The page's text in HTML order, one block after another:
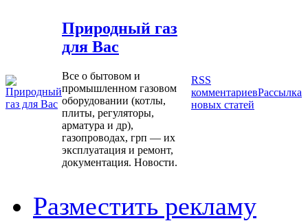
Природный газ
для Вас
Все о бытовом и
промышленном газовом
оборудовании (котлы,
плиты, регуляторы,
арматура и др),
газопроводах, грп — их
эксплуатация и ремонт,
документация. Новости.
RSS
комментариевРассылка
новых статей
Разместить рекламу